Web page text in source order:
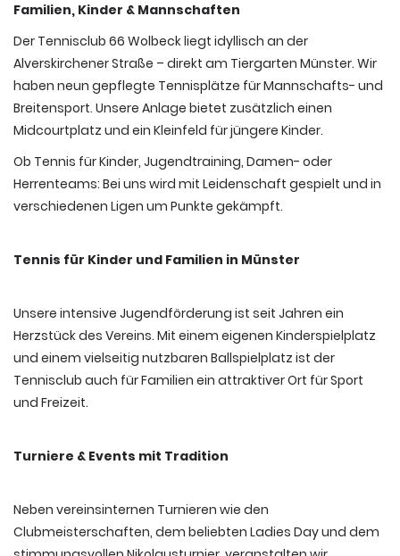
Familien, Kinder & Mannschaften
Der Tennisclub 66 Wolbeck liegt idyllisch an der
Alverskirchener Straße – direkt am Tiergarten Münster. Wir
haben neun gepflegte Tennisplätze für Mannschafts- und
Breitensport. Unsere Anlage bietet zusätzlich einen
Midcourtplatz und ein Kleinfeld für jüngere Kinder.
Ob Tennis für Kinder, Jugendtraining, Damen- oder
Herrenteams: Bei uns wird mit Leidenschaft gespielt und in
verschiedenen Ligen um Punkte gekämpft.
Tennis für Kinder und Familien in Münster
Unsere intensive Jugendförderung ist seit Jahren ein
Herzstück des Vereins. Mit einem eigenen Kinderspielplatz
und einem vielseitig nutzbaren Ballspielplatz ist der
Tennisclub auch für Familien ein attraktiver Ort für Sport
und Freizeit.
Turniere & Events mit Tradition
Neben vereinsinternen Turnieren wie den
Clubmeisterschaften, dem beliebten Ladies Day und dem